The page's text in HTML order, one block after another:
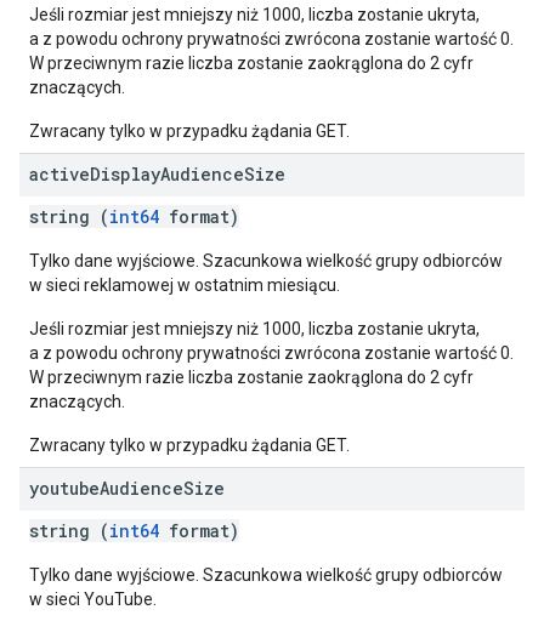
Jeśli rozmiar jest mniejszy niż 1000, liczba zostanie ukryta,
a z powodu ochrony prywatności zwrócona zostanie wartość 0.
W przeciwnym razie liczba zostanie zaokrąglona do 2 cyfr
znaczących.
Zwracany tylko w przypadku żądania GET.
activeDisplayAudienceSize
string (int64 format)
Tylko dane wyjściowe. Szacunkowa wielkość grupy odbiorców
w sieci reklamowej w ostatnim miesiącu.
Jeśli rozmiar jest mniejszy niż 1000, liczba zostanie ukryta,
a z powodu ochrony prywatności zwrócona zostanie wartość 0.
W przeciwnym razie liczba zostanie zaokrąglona do 2 cyfr
znaczących.
Zwracany tylko w przypadku żądania GET.
youtubeAudienceSize
string (int64 format)
Tylko dane wyjściowe. Szacunkowa wielkość grupy odbiorców
w sieci YouTube.